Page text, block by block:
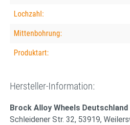
Lochzahl:
Mittenbohrung:
Produktart:
Hersteller-Information:
Brock Alloy Wheels Deutschland
Schleidener Str. 32, 53919,